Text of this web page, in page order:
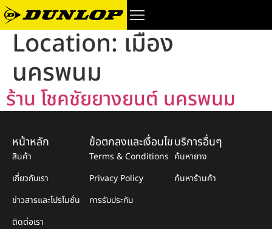
Location: เมือง
นครพนม
ร้าน โชคชัยยางยนต์ นครพนม
หน้าหลัก
สินค้า
เกี่ยวกับเรา
ข่าวสารและโปรโมชั่น
ติดต่อเรา
ข้อตกลงและเงื่อนไข
Terms & Conditions
Privacy Policy
การรับประกัน
บริการอื่นๆ
ค้นหายาง
ค้นหาร้านค้า